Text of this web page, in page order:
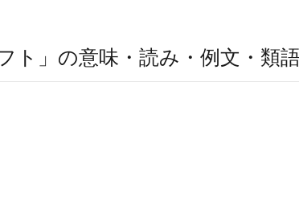
ト」の意味・読み・例文・類